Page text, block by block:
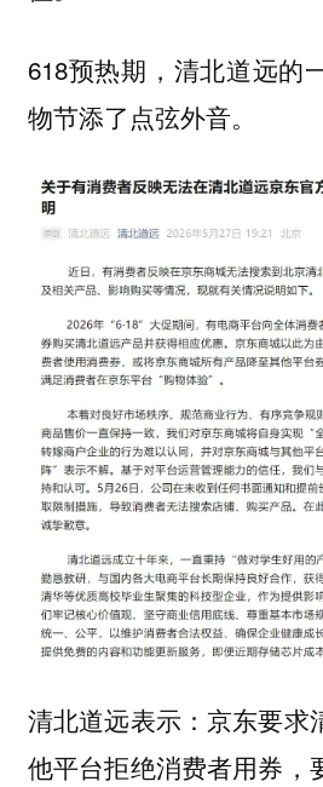
618预热期，清北道远的
物节添了点弦外音。
清北道远表示：京东要求
他平台拒绝消费者用券，